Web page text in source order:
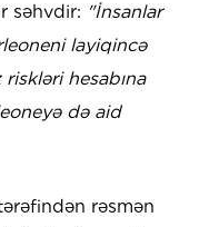
səhvdir: "İnsanlar
layiqincə
hesabına
də aid
rəsmən